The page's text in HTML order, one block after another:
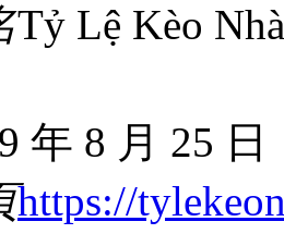
Tỷ Lệ Kèo
年 8 月 25 日
https://